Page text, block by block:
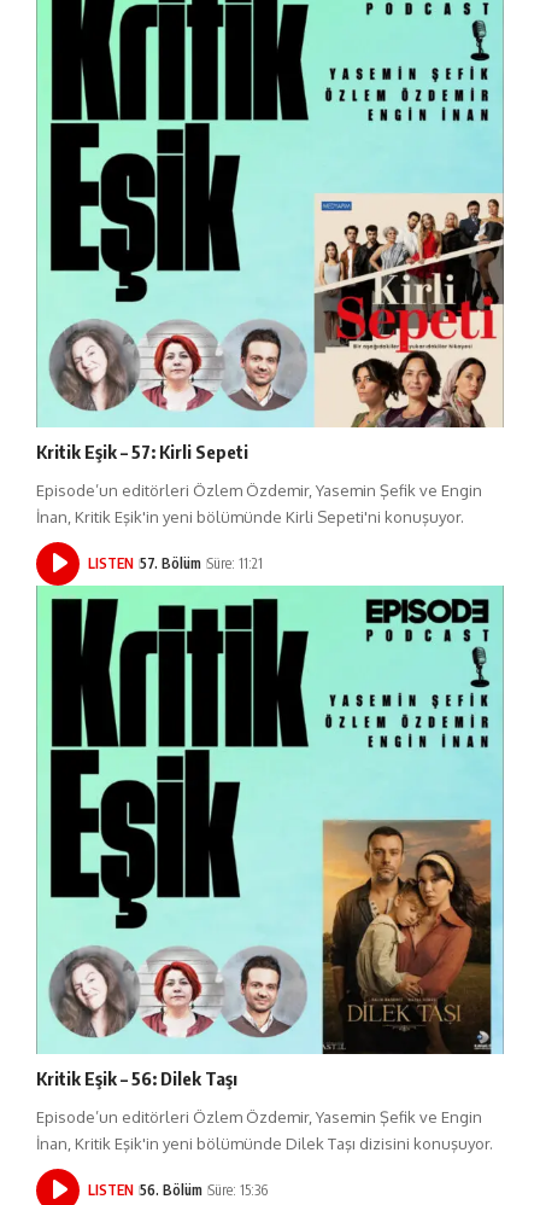
Kritik Eşik – 57: Kirli Sepeti
Episode’un editörleri Özlem Özdemir, Yasemin Şefik ve Engin
İnan, Kritik Eşik'in yeni bölümünde Kirli Sepeti'ni konuşuyor.
LISTEN 57. Bölüm Süre: 11:21
Kritik Eşik – 56: Dilek Taşı
Episode’un editörleri Özlem Özdemir, Yasemin Şefik ve Engin
İnan, Kritik Eşik'in yeni bölümünde Dilek Taşı dizisini konuşuyor.
LISTEN 56. Bölüm Süre: 15:36